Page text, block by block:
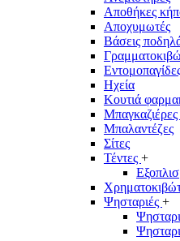
Αποθήκες
Αποχυμωτές
Βάσεις
Ηχεία
Κουτιά
Μπαλαντέζες
Σίτες
Τέντες +
Ψησταριές +